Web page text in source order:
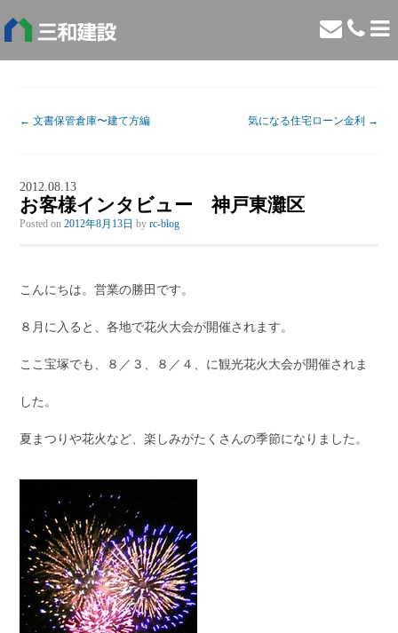
← 文書保管倉庫〜建て方編 気になる住宅ローン金利 →
2012.08.13
お客様インタビュー 神戸東灘区
Posted on2012年8月13日 byrc-blog
こんにちは。営業の勝田です。
８月に入ると、各地で花火大会が開催されます。
ここ宝塚でも、８／３、８／４、に観光花火大会が開催されま
した。
夏まつりや花火など、楽しみがたくさんの季節になりました。